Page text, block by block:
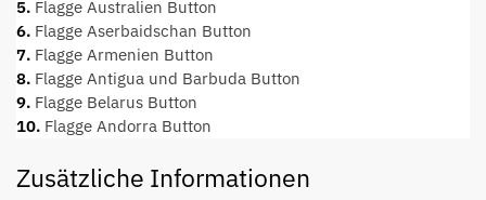
5. Flagge Australien Button
6. Flagge Aserbaidschan Button
7. Flagge Armenien Button
8. Flagge Antigua und Barbuda Button
9. Flagge Belarus Button
10. Flagge Andorra Button
Zusätzliche Informationen